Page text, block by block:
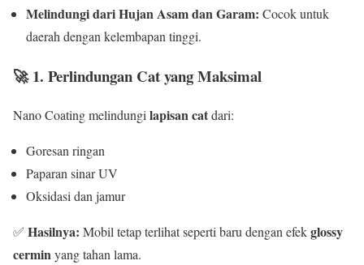
Melindungi dari Hujan Asam dan Garam: Cocok untuk
daerah dengan kelembapan tinggi.
🚀1. Perlindungan Cat yang Maksimal
Nano Coating melindungilapisan catdari:
Goresan ringan
Paparan sinar UV
Oksidasi dan jamur
✅ Hasilnya: Mobil tetap terlihat seperti baru dengan efekglossy
cerminyang tahan lama.